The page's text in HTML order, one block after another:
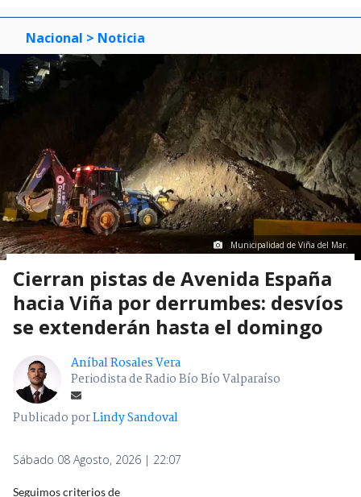
Nacional > Noticia
Municipalidad de Viña del Mar.
Cierran pistas de Avenida España
hacia Viña por derrumbes: desvíos
se extenderán hasta el domingo
Aníbal Rosales Vera
Periodista de Radio Bío Bío Valparaíso
Publicado porLindy Sandoval
Sábado 08 Agosto, 2026 | 22:07
Seguimos criterios de